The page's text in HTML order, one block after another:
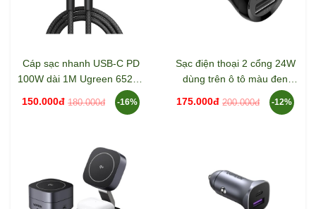
Cáp sạc nhanh USB-C PD
100W dài 1M Ugreen 65249
150.000đ 180.000đ -16%
Sạc điện thoại 2 cổng 24W
dùng trên ô tô màu đen
Ugreen 50875 ED018
175.000đ 200.000đ -12%